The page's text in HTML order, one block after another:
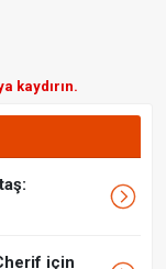
kaydırın.
için